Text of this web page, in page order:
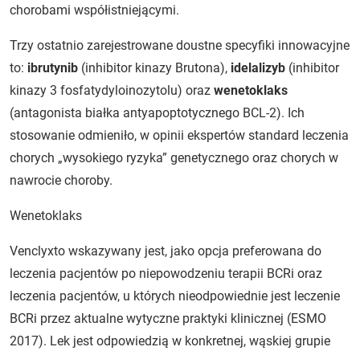
chorobami współistniejącymi.
Trzy ostatnio zarejestrowane doustne specyfiki innowacyjne
to: ibrutynib (inhibitor kinazy Brutona), idelalizyb (inhibitor
kinazy 3 fosfatydyloinozytolu) oraz wenetoklaks
(antagonista białka antyapoptotycznego BCL-2). Ich
stosowanie odmieniło, w opinii ekspertów standard leczenia
chorych „wysokiego ryzyka” genetycznego oraz chorych w
nawrocie choroby.
Wenetoklaks
Venclyxto wskazywany jest, jako opcja preferowana do
leczenia pacjentów po niepowodzeniu terapii BCRi oraz
leczenia pacjentów, u których nieodpowiednie jest leczenie
BCRi przez aktualne wytyczne praktyki klinicznej (ESMO
2017). Lek jest odpowiedzią w konkretnej, wąskiej grupie